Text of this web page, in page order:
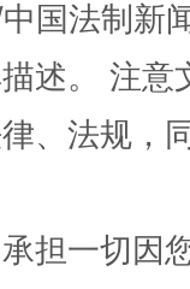
国法制新
述。 注
、法规，
担一切因